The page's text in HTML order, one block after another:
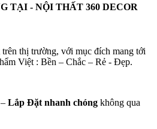
TẠI - NỘI THẤT 360 DECOR
trên thị trường, với mục đích mang tới
Việt : Bền – Chắc – Rẻ - Đẹp.
Lắp Đặt nhanh chóng không qua